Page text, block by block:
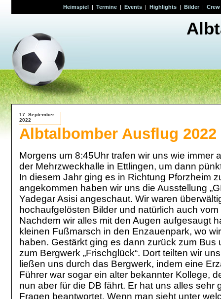
Heimspiel| Termine| Events| Highlights| Bilder| Crew
17. September
2022
Albtalbomber Ausflug 2022
Morgens um 8:45Uhr trafen wir uns wie immer
der Mehrzweckhalle in Ettlingen, um dann
In diesem Jahr ging es in Richtung Pforzheim
angekommen haben wir uns die Ausstellung
Yadegar Asisi angeschaut. Wir waren
hochaufgelösten Bilder und natürlich auch
Nachdem wir alles mit den Augen aufgesaugt
kleinen Fußmarsch in den Enzauenpark, wo
haben. Gestärkt ging es dann zurück zum Bus
zum Bergwerk „Frischglück“. Dort teilten wir
ließen uns durch das Bergwerk, indem eine
Führer war sogar ein alter bekannter Kollege,
nun aber für die DB fährt. Er hat uns alles sehr
Fragen beantwortet. Wenn man sieht unter